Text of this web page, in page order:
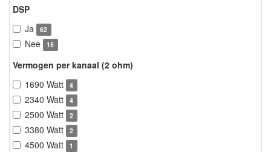
DSP
Ja
62
Nee 15
Vermogen per kanaal (2 ohm)
1690 Watt
4
2340 Watt 4
2500 Watt 2
3380 Watt 2
4500 Watt 1